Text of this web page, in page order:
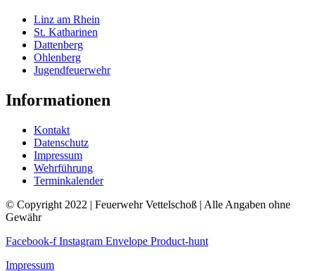
Linz am Rhein
St. Katharinen
Dattenberg
Ohlenberg
Jugendfeuerwehr
Informationen
Kontakt
Datenschutz
Impressum
Wehrführung
Terminkalender
© Copyright 2022 | Feuerwehr Vettelschoß | Alle Angaben ohne
Gewähr
Facebook-f Instagram Envelope Product-hunt
Impressum